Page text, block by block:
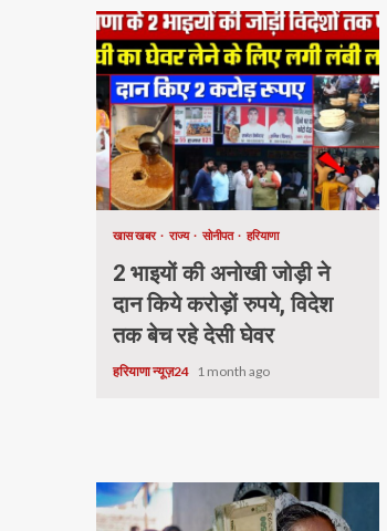
खास खबर राज्य सोनीपत हरियाणा
2 भाइयों की अनोखी जोड़ी ने
दान किये करोड़ों रुपये, विदेश
तक बेच रहे देसी घेवर
हरियाणा न्यूज़24 1 month ago